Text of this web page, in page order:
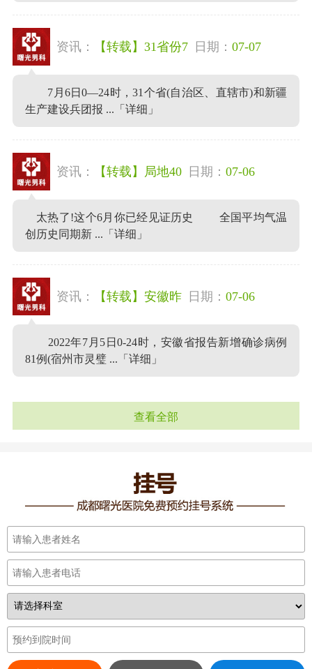
资讯： 【转载】31省份7 日期： 07-07
7月6日0—24时，31个省(自治区、直辖市)和新疆
生产建设兵团报 ... 「详细」
资讯： 【转载】局地40 日期： 07-06
太热了!这个6月你已经见证历史 全国平均气温
创历史同期新 ... 「详细」
资讯： 【转载】安徽昨 日期： 07-06
2022年7月5日0-24时，安徽省报告新增确诊病例
81例(宿州市灵璧 ... 「详细」
查看全部